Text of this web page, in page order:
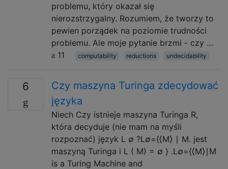
problemu, który okazał się
nierozstrzygalny. Rozumiem, że tworzy to
pewien porządek na poziomie trudności
problemu. Ale moje pytanie brzmi - czy …
11
computability reductions undecidability
6
Czy maszyna Turinga zdecydować
języka
Niech Czy istnieje maszyna Turinga R,
która decyduje (nie mam na myśli
rozpoznać) język L ∅ ?L∅={⟨M⟩ ∣ M. jest
maszyną Turinga i L ( M) = ∅ } .L∅={⟨M⟩∣M
is a Turing Machine and